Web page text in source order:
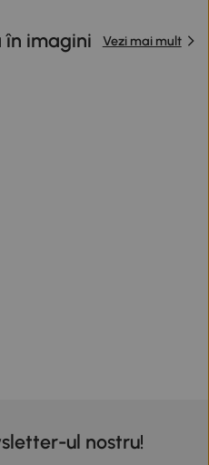
în imagini Vezi mai mult
ul nostru!